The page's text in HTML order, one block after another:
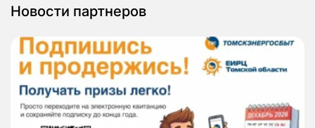
Новости партнеров